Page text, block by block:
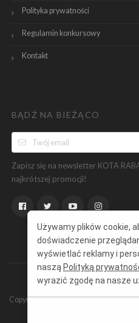
Polityka prywatności
Regulamin konkursowy
Kontakt
BĄDŹ NA BIEŻĄCO
Zapisz się na newsletter KOTA
najkrótszej promocji!
Copyright ©KotRabatowy.plWszelkie
Używamy plików cookie,
doświadczenie
wyświetlać reklamy i
naszą Polityką
wyrazić zgodę na nasze